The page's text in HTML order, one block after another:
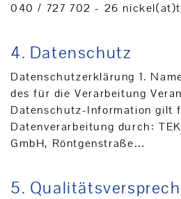
040 / 727 702 - 26
4. Datenschutz
Datenschutzerklärung 1.
des für die Verarbeitung
Datenschutz-Information gilt
Datenverarbeitung durch:
GmbH, Röntgenstraße…
5.